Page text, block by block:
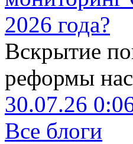
2026 года?
Вскрытие
реформы
30.07.26
Все блоги